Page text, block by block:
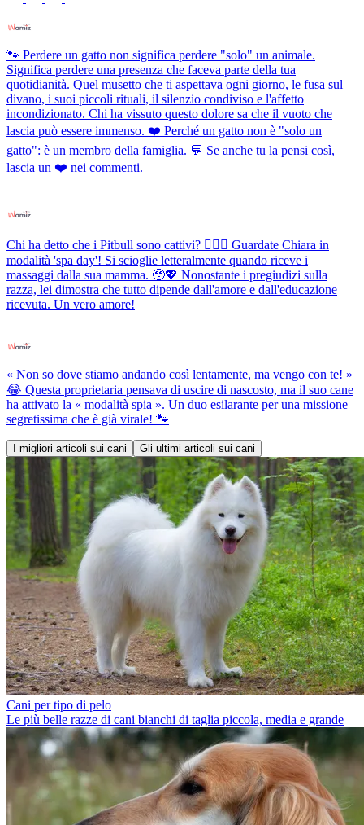
🐾 Perdere un gatto non significa perdere "solo" un animale.
Significa perdere una presenza che faceva parte della tua
quotidianità. Quel musetto che ti aspettava ogni giorno, le fusa sul
divano, i suoi piccoli rituali, il silenzio condiviso e l'affetto
incondizionato. Chi ha vissuto questo dolore sa che il vuoto che
lascia può essere immenso. ❤️ Perché un gatto non è "solo un
gatto": è un membro della famiglia. 💬 Se anche tu la pensi così,
lascia un ❤️ nei commenti.
Chi ha detto che i Pitbull sono cattivi? 💆‍♀️✨ Guardate Chiara in
modalità 'spa day'! Si scioglie letteralmente quando riceve i
massaggi dalla sua mamma. 🥹💖 Nonostante i pregiudizi sulla
razza, lei dimostra che tutto dipende dall'amore e dall'educazione
ricevuta. Un vero amore!
« Non so dove stiamo andando così lentamente, ma vengo con te! »
😂 Questa proprietaria pensava di uscire di nascosto, ma il suo cane
ha attivato la « modalità spia ». Un duo esilarante per una missione
segretissima che è già virale! 🐾
I migliori articoli sui cani Gli ultimi articoli sui cani
Cani per tipo di pelo
Le più belle razze di cani bianchi di taglia piccola, media e grande